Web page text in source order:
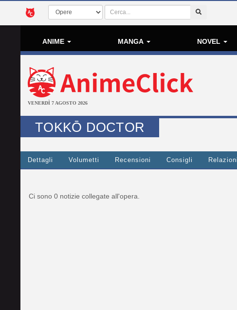
ANIME MANGA NOVEL
VENERDÌ 7 AGOSTO 2026
TOKKŌ DOCTOR
Dettagli Volumetti Recensioni Consigli Relazioni
Ci sono 0 notizie collegate all'opera.